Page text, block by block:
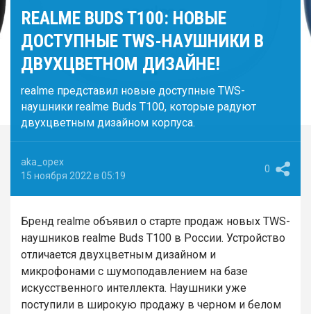
REALME BUDS T100: НОВЫЕ
ДОСТУПНЫЕ TWS-НАУШНИКИ В
ДВУХЦВЕТНОМ ДИЗАЙНЕ!
realme представил новые доступные TWS-
наушники realme Buds T100, которые радуют
двухцветным дизайном корпуса.
aka_opex
15 ноября 2022 в 05:19
0
Бренд realme объявил о старте продаж новых TWS-
наушников realme Buds T100 в России. Устройство
отличается двухцветным дизайном и
микрофонами с шумоподавлением на базе
искусственного интеллекта. Наушники уже
поступили в широкую продажу в черном и белом